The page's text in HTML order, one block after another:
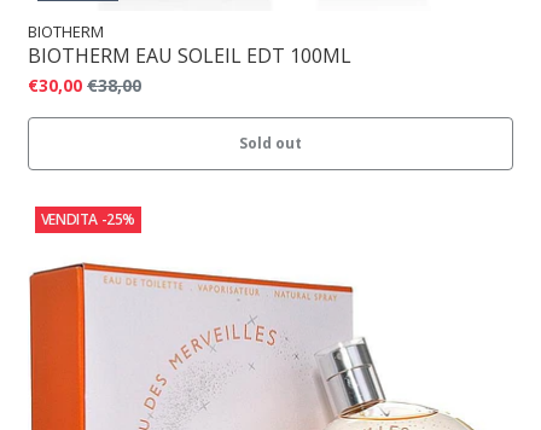
BIOTHERM
BIOTHERM EAU SOLEIL EDT 100ML
€30,00 €38,00
Sold out
VENDITA -25%